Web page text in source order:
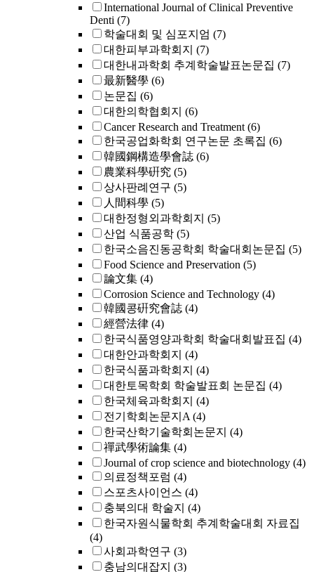
International Journal of Clinical Preventive
Denti (7)
학술대회 및 심포지엄 (7)
대한피부과학회지 (7)
대한내과학회 추계학술발표논문집 (7)
最新醫學 (6)
논문집 (6)
대한의학협회지 (6)
Cancer Research and Treatment (6)
한국공업화학회 연구논문 초록집 (6)
韓國鋼構造學會誌 (6)
農業科學硏究 (5)
상사판례연구 (5)
人間科學 (5)
대한정형외과학회지 (5)
산업 식품공학 (5)
한국소음진동공학회 학술대회논문집 (5)
Food Science and Preservation (5)
論文集 (4)
Corrosion Science and Technology (4)
韓國콩硏究會誌 (4)
經營法律 (4)
한국식품영양과학회 학술대회발표집 (4)
대한안과학회지 (4)
한국식품과학회지 (4)
대한토목학회 학술발표회 논문집 (4)
한국체육과학회지 (4)
전기학회논문지A (4)
한국산학기술학회논문지 (4)
禪武學術論集 (4)
Journal of crop science and biotechnology (4)
의료정책포럼 (4)
스포츠사이언스 (4)
충북의대 학술지 (4)
한국자원식물학회 추계학술대회 자료집
(4)
사회과학연구 (3)
충남의대잡지 (3)